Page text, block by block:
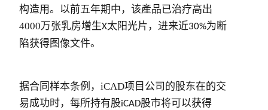
构造用。 以前五年期中，该產品已治疗高出
4000万张乳房增生X太阳光片，进来近30%为断
陷获得图像文件。
据合同样本条例， iCAD项目公司的股东在的交
易成功时，每所持有股iCAD股市将可以获得